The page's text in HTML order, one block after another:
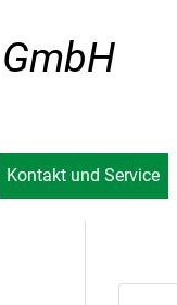
Kontakt und Service